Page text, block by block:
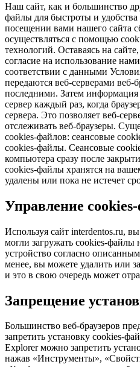
Наш сайт, как и большинство
файлы для быстроты и
посещении вами нашего сайта
осуществляться с помощью
технологий. Оставаясь на
согласие на использование
соответствии с данными
передаются веб-серверами веб-
последними. Затем информация
сервер каждый раз, когда
сервера. Это позволяет веб-
отслеживать веб-браузеры.
cookies-файлов: сеансовые
cookies-файлы. Сеансовые
компьютера сразу после
cookies-файлы хранятся на
удалены или пока не истечет
Управление
Используя сайт interdentos.ru,
могли загружать cookies-
устройство согласно
менее, вы можете удалить или
и это в свою очередь может
Запрещение
Большинство веб-браузеров
запретить установку cookies-
Explorer можно запретить
нажав «Инструменты»,